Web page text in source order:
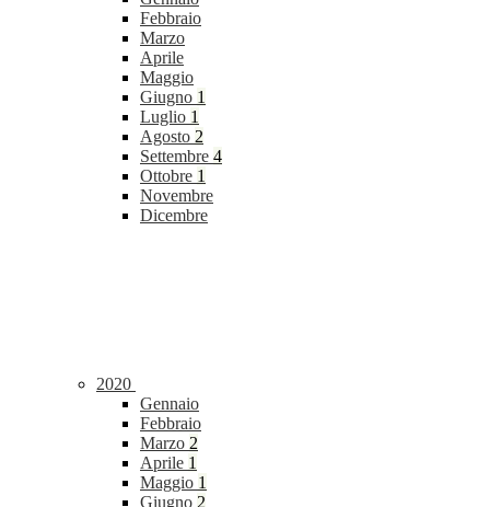
Febbraio
Marzo
Aprile
Maggio
Giugno 1
Luglio 1
Agosto 2
Settembre 4
Ottobre 1
Novembre
Dicembre
2020
Gennaio
Febbraio
Marzo 2
Aprile 1
Maggio 1
Giugno 2